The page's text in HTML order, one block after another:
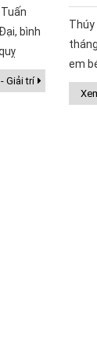
bình
Giải trí
Thúy
em